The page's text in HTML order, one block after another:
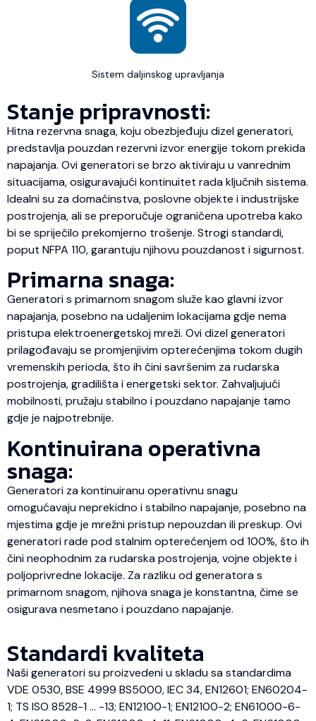
Sistem daljinskog upravljanja
Stanje pripravnosti:
Hitna rezervna snaga, koju obezbjeđuju dizel generatori,
predstavlja pouzdan rezervni izvor energije tokom prekida
napajanja. Ovi generatori se brzo aktiviraju u vanrednim
situacijama, osiguravajući kontinuitet rada ključnih sistema.
Idealni su za domaćinstva, poslovne objekte i industrijske
postrojenja, ali se preporučuje ograničena upotreba kako
bi se spriječilo prekomjerno trošenje. Strogi standardi,
poput NFPA 110, garantuju njihovu pouzdanost i sigurnost.
Primarna snaga:
Generatori s primarnom snagom služe kao glavni izvor
napajanja, posebno na udaljenim lokacijama gdje nema
pristupa elektroenergetskoj mreži. Ovi dizel generatori
prilagođavaju se promjenjivim opterećenjima tokom dugih
vremenskih perioda, što ih čini savršenim za rudarska
postrojenja, gradilišta i energetski sektor. Zahvaljujući
mobilnosti, pružaju stabilno i pouzdano napajanje tamo
gdje je najpotrebnije.
Kontinuirana operativna
snaga:
Generatori za kontinuiranu operativnu snagu
omogućavaju neprekidno i stabilno napajanje, posebno na
mjestima gdje je mrežni pristup nepouzdan ili preskup. Ovi
generatori rade pod stalnim opterećenjem od 100%, što ih
čini neophodnim za rudarska postrojenja, vojne objekte i
poljoprivredne lokacije. Za razliku od generatora s
primarnom snagom, njihova snaga je konstantna, čime se
osigurava nesmetano i pouzdano napajanje.
Standardi kvaliteta
Naši generatori su proizvedeni u skladu sa standardima
VDE 0530, BSE 4999 BS5000, IEC 34, EN12601; EN60204-
1; TS ISO 8528-1 … -13; EN12100-1; EN12100-2; EN61000-6-